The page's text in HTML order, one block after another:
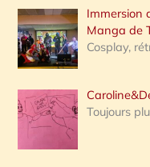
:
Immersion
Manga de
Cosplay,
Toujours